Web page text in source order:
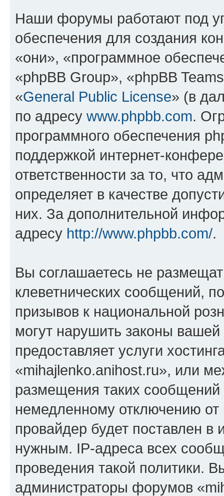
Наши форумы работают под
обеспечения для создания
«они», «программное
«phpBB Group», «phpBB
«General Public License» (в
по адресу www.phpbb.com.
программного обеспечения
поддержкой интернет-
ответственности за то, что
определяет в качестве
них. За дополнительной
адресу http://www.phpbb.com/.
Вы соглашаетесь не
клеветнических сообщений,
призывов к национальной
могут нарушить законы
предоставляет услуги
«mihajlenko.anihost.ru», или
размещения таких
немедленному отключению
провайдер будет поставлен в
нужным. IP-адреса всех
проведения такой политики.
администраторы форумов